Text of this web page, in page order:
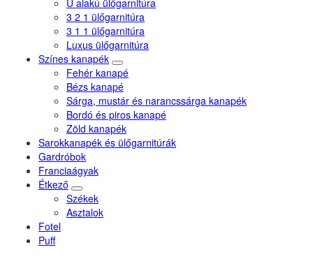
U alakú ülőgarnitúra
3 2 1 ülőgarnitúra
3 1 1 ülőgarnitúra
Luxus ülőgarnitúra
Színes kanapék
Fehér kanapé
Bézs kanapé
Sárga, mustár és narancssárga kanapék
Bordó és piros kanapé
Zöld kanapék
Sarokkanapék és ülőgarnitúrák
Gardróbok
Franciaágyak
Étkező
Székek
Asztalok
Fotel
Puff